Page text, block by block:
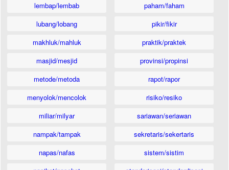
lembap/lembab
lubang/lobang
makhluk/mahluk
masjid/mesjid
metode/metoda
menyolok/mencolok
miliar/milyar
nampak/tampak
napas/nafas
paham/faham
pikir/fikir
praktik/praktek
provinsi/propinsi
rapot/rapor
risiko/resiko
sariawan/seriawan
sekretaris/sekertaris
sistem/sistim